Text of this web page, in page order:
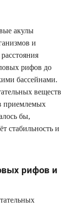
акулы
и
рифов до
бассейнами.
веществ
приемлемых
бы,
стабильность и
рифов и